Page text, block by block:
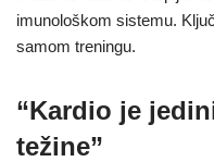
imunološkom sistemu.
samom treningu.
“Kardio je
težine”